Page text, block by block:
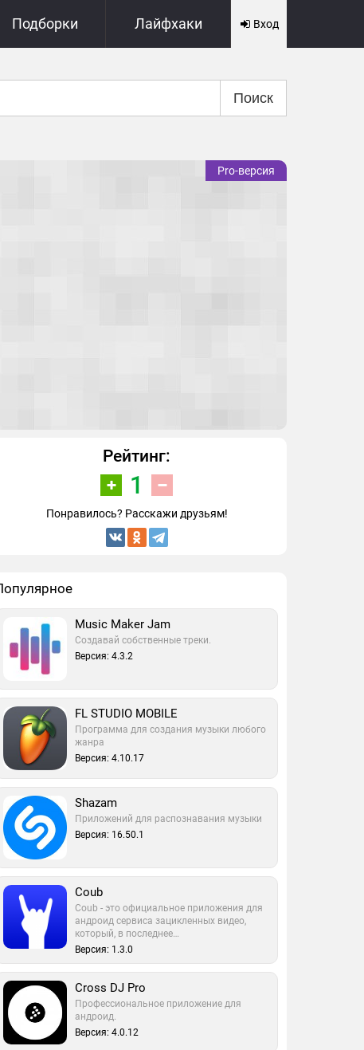
Подборки Лайфхаки Вход
Поиск
Pro-версия
Рейтинг:
1
Понравилось? Расскажи друзьям!
Music Maker Jam
Создавай собственные треки.
Версия: 4.3.2
FL STUDIO MOBILE
Программа для создания музыки любого
жанра
Версия: 4.10.17
Shazam
Приложений для распознавания музыки
Версия: 16.50.1
Coub
Coub - это официальное приложения для
андроид сервиса зацикленных видео,
который, в последнее…
Версия: 1.3.0
Cross DJ Pro
Профессиональное приложение для
андроид.
Версия: 4.0.12